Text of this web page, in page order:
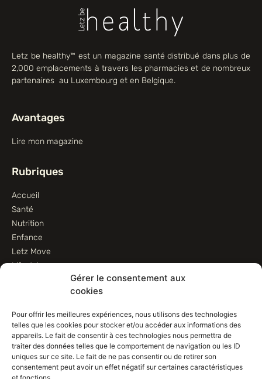
Gérer le consentement aux
cookies
Pour offrir les meilleures expériences, nous utilisons des technologies
telles que les cookies pour stocker et/ou accéder aux informations des
appareils. Le fait de consentir à ces technologies nous permettra de
traiter des données telles que le comportement de navigation ou les ID
uniques sur ce site. Le fait de ne pas consentir ou de retirer son
consentement peut avoir un effet négatif sur certaines caractéristiques
Letz be healthy™ est un magazine santé distribué dans plus de
2,000 emplacements à travers les pharmacies et de nombreux
partenaires au Luxembourg et en Belgique.
Avantages
Lire mon magazine
Rubriques
Accueil
Santé
Nutrition
Enfance
Letz Move
Lifestyle
Informations
Contactez-nous
Conditions d’utilisation
Conditions de vente
Déclaration de confidentialité (UE)